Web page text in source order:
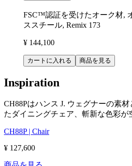
FSC™認証を受けたオーク材,
ススチール, Remix 173
¥ 144,100
カートに入れる 商品を見る
Inspiration
CH88Pはハンス J. ウェグナーの素
たダイニングチェア、斬新な色彩が
CH88P | Chair
¥ 127,600